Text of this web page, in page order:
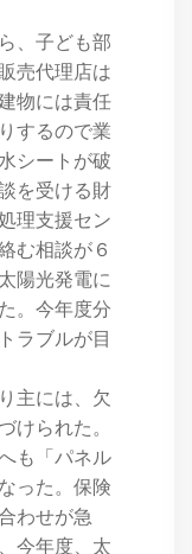
、子ども部
売代理店は
物には責任
するので業
シートが破
を受ける財
理支援セン
む相談が６
陽光発電に
。今年度分
ラブルが目
主には、欠
けられた。
も「パネル
った。保険
わせが急
今年度、太